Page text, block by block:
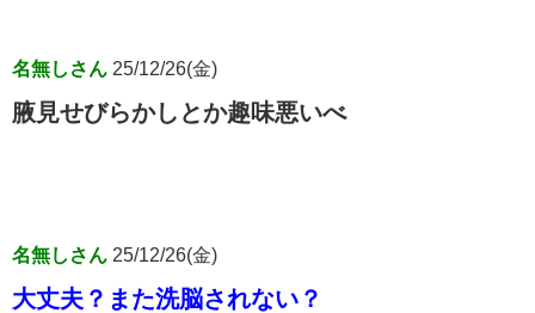
名無しさん 25/12/26(金)
腋見せびらかしとか趣味悪いべ
名無しさん 25/12/26(金)
大丈夫？また洗脳されない？